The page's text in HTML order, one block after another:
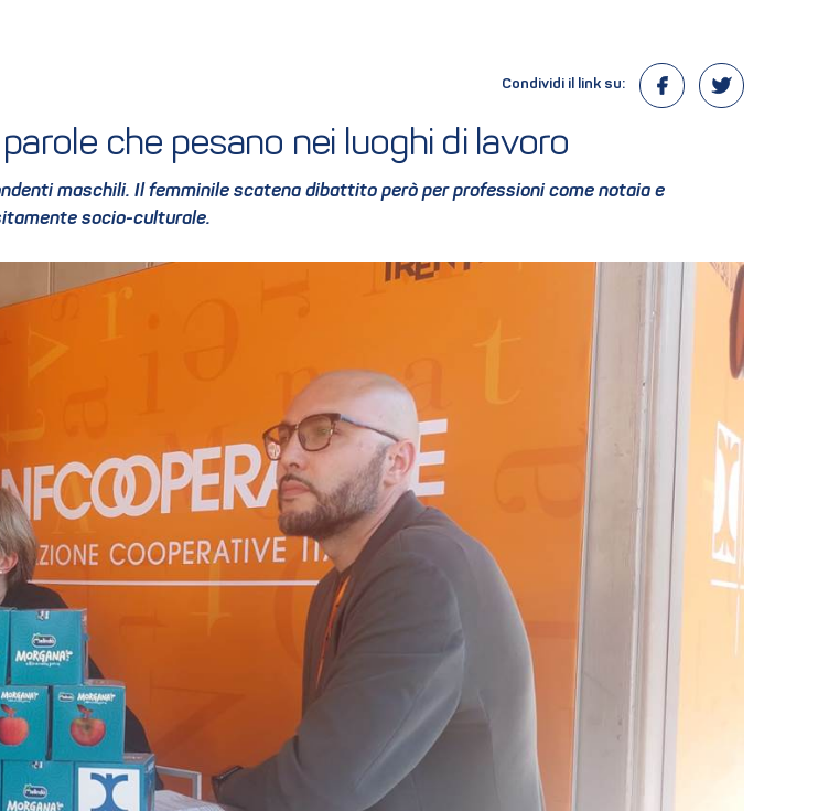
Condividi il link su:
che pesano nei luoghi di lavoro
maschili. Il femminile scatena dibattito però per professioni come notaia e
socio-culturale.